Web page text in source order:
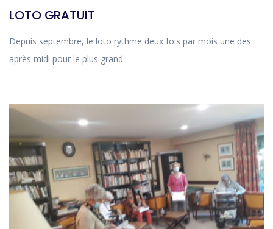
LOTO GRATUIT
Depuis septembre, le loto rythme deux fois par mois une des
après midi pour le plus grand